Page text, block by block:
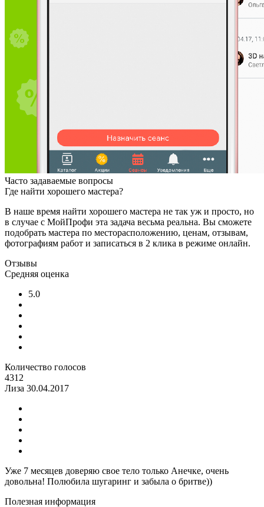
Часто задаваемые вопросы
Где найти хорошего мастера?
В наше время найти хорошего мастера не так уж и просто, но
в случае с МойПрофи эта задача весьма реальна. Вы сможете
подобрать мастера по месторасположению, ценам, отзывам,
фотографиям работ и записаться в 2 клика в режиме онлайн.
Отзывы
Средняя оценка
5.0
Количество голосов
4312
Лиза 30.04.2017
Уже 7 месяцев доверяю свое тело только Анечке, очень
довольна! Полюбила шугаринг и забыла о бритве))
Полезная информация